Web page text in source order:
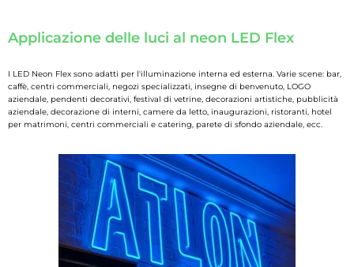
Applicazione delle luci al neon LED Flex
I LED Neon Flex sono adatti per l'illuminazione interna ed esterna. Varie scene: bar,
caffè, centri commerciali, negozi specializzati, insegne di benvenuto, LOGO
aziendale, pendenti decorativi, festival di vetrine, decorazioni artistiche, pubblicità
aziendale, decorazione di interni, camere da letto, inaugurazioni, ristoranti, hotel
per matrimoni, centri commerciali e catering, parete di sfondo aziendale, ecc.